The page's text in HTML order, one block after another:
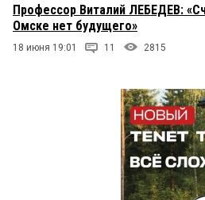
Профессор Виталий ЛЕБЕДЕВ:
Омске нет будущего»
18 июня 19:01 11 2815